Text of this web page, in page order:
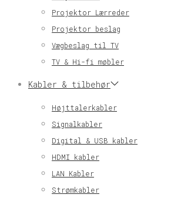
Projektor Lærreder
Projektor beslag
Vægbeslag til TV
TV & Hi-fi møbler
Kabler & tilbehør
Højttalerkabler
Signalkabler
Digital & USB kabler
HDMI kabler
LAN Kabler
Strømkabler